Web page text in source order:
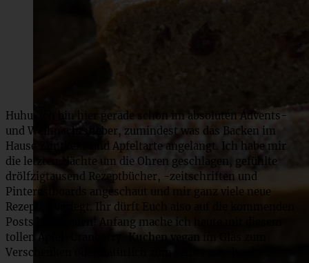
Huhu, ich bin hier gerade schon im absoluten Advents-
und Weihnachtsfieber, zumindest was das Backen im
Hause Zimtkeks und Apfeltarte angelangt. Ich habe mir
die letzten Nächte um die Ohren geschlagen, gefühlte
drölfzigtausend Rezeptbücher, -zeitschriften und
Pinterestboards angeschaut und mir ganz viele neue
Rezepte überlegt. Ihr dürft Euch also auf die kommenden
Posts hier freuen! Anfang mache ich heute mit diesem
tollen
Apfel-Cranberry-Kuchen vegan
Verschenken oder natürlich zum selber naschen!